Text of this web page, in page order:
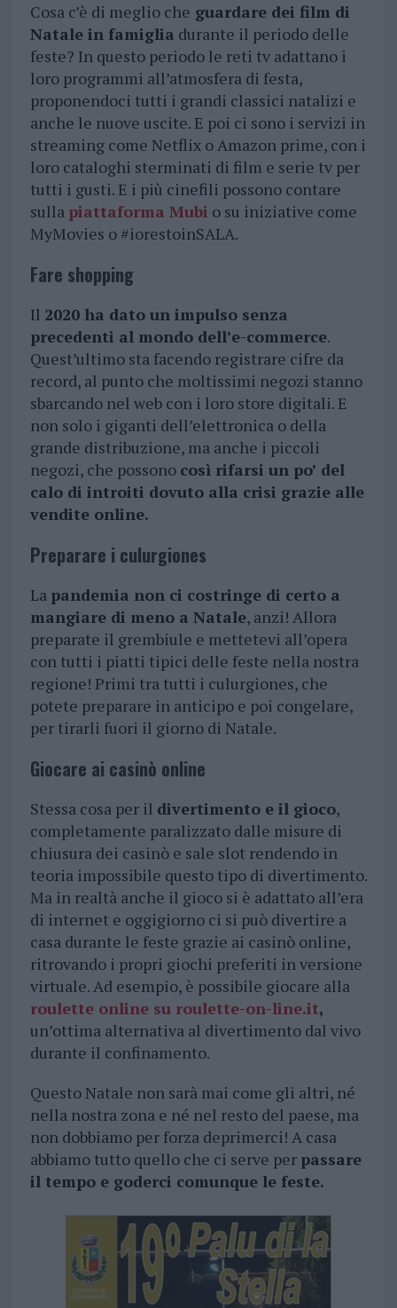
Cosa c’è di meglio che guardare dei film di
Natale in famiglia durante il periodo delle
feste? In questo periodo le reti tv adattano i
loro programmi all’atmosfera di festa,
proponendoci tutti i grandi classici natalizi e
anche le nuove uscite. E poi ci sono i servizi in
streaming come Netflix o Amazon prime, con i
loro cataloghi sterminati di film e serie tv per
tutti i gusti. E i più cinefili possono contare
sulla piattaforma Mubi o su iniziative come
MyMovies o #iorestoinSALA.
Fare shopping
Il 2020 ha dato un impulso senza
precedenti al mondo dell’e-commerce.
Quest’ultimo sta facendo registrare cifre da
record, al punto che moltissimi negozi stanno
sbarcando nel web con i loro store digitali. E
non solo i giganti dell’elettronica o della
grande distribuzione, ma anche i piccoli
negozi, che possono così rifarsi un po’ del
calo di introiti dovuto alla crisi grazie alle
vendite online.
Preparare i culurgiones
La pandemia non ci costringe di certo a
mangiare di meno a Natale, anzi! Allora
preparate il grembiule e mettetevi all’opera
con tutti i piatti tipici delle feste nella nostra
regione! Primi tra tutti i culurgiones, che
potete preparare in anticipo e poi congelare,
per tirarli fuori il giorno di Natale.
Giocare ai casinò online
Stessa cosa per il divertimento e il gioco,
completamente paralizzato dalle misure di
chiusura dei casinò e sale slot rendendo in
teoria impossibile questo tipo di divertimento.
Ma in realtà anche il gioco si è adattato all’era
di internet e oggigiorno ci si può divertire a
casa durante le feste grazie ai casinò online,
ritrovando i propri giochi preferiti in versione
virtuale. Ad esempio, è possibile giocare alla
roulette online su roulette-on-line.it,
un’ottima alternativa al divertimento dal vivo
durante il confinamento.
Questo Natale non sarà mai come gli altri, né
nella nostra zona e né nel resto del paese, ma
non dobbiamo per forza deprimerci! A casa
abbiamo tutto quello che ci serve per passare
il tempo e goderci comunque le feste.